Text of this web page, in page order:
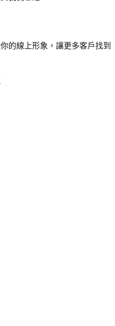
的線上形象，讓更多客戶找到